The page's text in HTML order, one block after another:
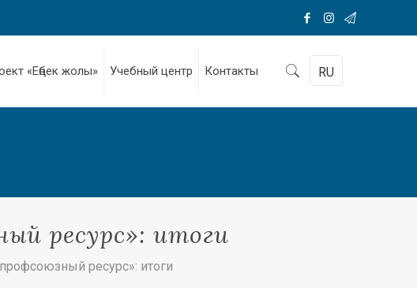
«Еңбек жолы» Учебный центр Контакты RU
ресурс»: итоги
ресурс»: итоги